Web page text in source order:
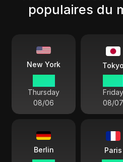
populaires du
New York
Thursday
08/06
Tokyo
Friday
08/07
Berlin Paris